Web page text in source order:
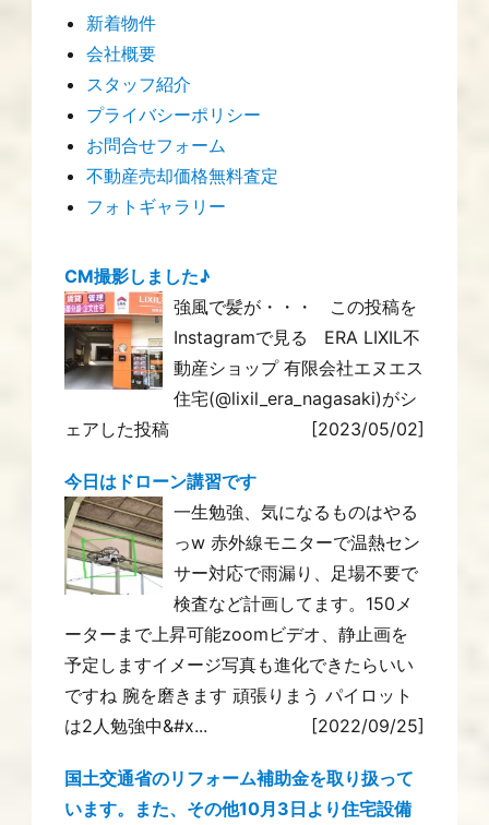
新着物件
会社概要
スタッフ紹介
プライバシーポリシー
お問合せフォーム
不動産売却価格無料査定
フォトギャラリー
CM撮影しました♪
強風で髪が・・・ この投稿を
Instagramで見る ERA LIXIL不
動産ショップ 有限会社エヌエス
住宅(@lixil_era_nagasaki)がシ
ェアした投稿
[2023/05/02]
今日はドローン講習です
一生勉強、気になるものはやる
っw 赤外線モニターで温熱セン
サー対応で雨漏り、足場不要で
検査など計画してます。150メ
ーターまで上昇可能zoomビデオ、静止画を
予定しますイメージ写真も進化できたらいい
ですね 腕を磨きます 頑張りまう パイロット
は2人勉強中&#x...
[2022/09/25]
国土交通省のリフォーム補助金を取り扱って
います。また、その他10月3日より住宅設備